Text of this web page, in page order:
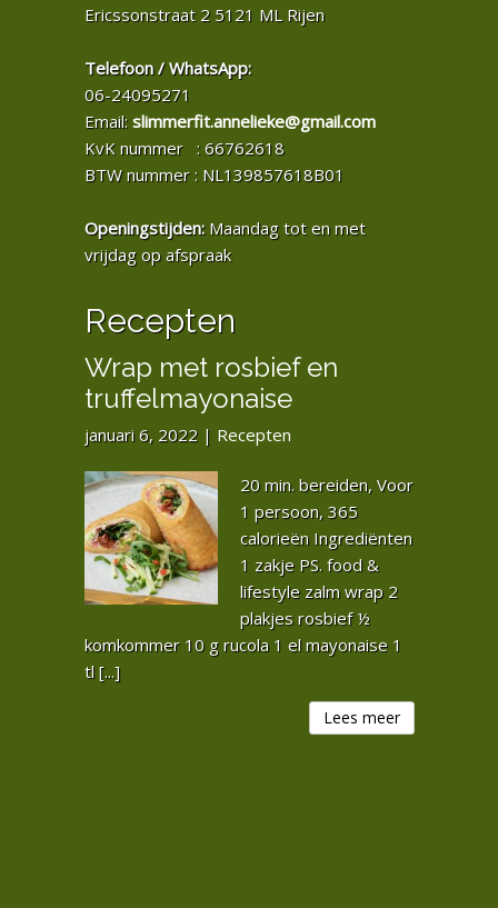
Ericssonstraat 2 5121 ML Rijen
Telefoon / WhatsApp:
06-24095271
Email:slimmerfit.annelieke@gmail.com
KvK nummer : 66762618
BTW nummer : NL139857618B01
Openingstijden:Maandag tot en met
vrijdag op afspraak
Recepten
Wrap met rosbief en
truffelmayonaise
januari 6, 2022 | Recepten
20 min. bereiden, Voor
1 persoon, 365
calorieën Ingrediënten
1 zakje PS. food &
lifestyle zalm wrap 2
plakjes rosbief ½
komkommer 10 g rucola 1 el mayonaise 1
tl [...]
Lees meer